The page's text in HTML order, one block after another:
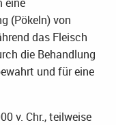
(Pökeln) von
das Fleisch
die Behandlung
und für eine
v. Chr., teilweise